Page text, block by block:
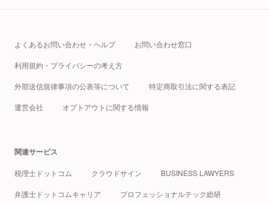
よくあるお問い合わせ・ヘルプ お問い合わせ窓口
利用規約・プライバシーの考え方
外部送信規律事項の公表等について 特定商取引法に関する表記
運営会社 オプトアウトに関する情報
関連サービス
税理士ドットコム クラウドサイン BUSINESS LAWYERS
弁護士ドットコムキャリア プロフェッショナルテック総研